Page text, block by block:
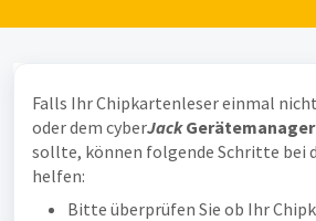
Falls Ihr Chipkartenleser einmal
oder dem cyberJackGerätemanager
sollte, können folgende Schritte bei
helfen:
Bitte überprüfen Sie ob Ihr